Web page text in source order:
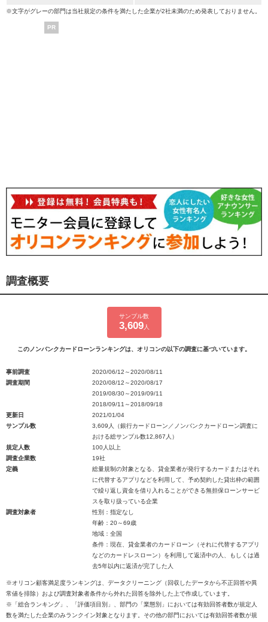
※文字がグレーの部門は当社規定の条件を満たした企業が2社未満のため発表しておりません。
PR
調査概要
サンプル数
3,609人
このノンバンクカードローンランキングは、オリコンの以下の調査に基づいています。
事前調査
2020/06/12～2020/08/11
調査期間
2020/08/12～2020/08/17
2019/08/30～2019/09/11
2018/09/11～2018/09/18
更新日
2021/01/04
サンプル数
3,609人（銀行カードローン／ノンバンクカードローン調査に
おける総サンプル数12,867人）
規定人数
100人以上
調査企業数
19社
定義
総量規制の対象となる、貸金業者が発行するカードまたはそれ
に代替するアプリなどを利用して、予め契約した貸出枠の範囲
で繰り返し資金を借り入れることができる無担保ローンサービ
スを取り扱っている企業
調査対象者
性別：指定なし
年齢：20～69歳
地域：全国
条件：現在、貸金業者のカードローン（それに代替するアプリ
などのカードレスローン）を利用して返済中の人、もしくは過
去5年以内に返済が完了した人
※オリコン顧客満足度ランキングは、データクリーニング（回収したデータから不正回答や異
常値を排除）および調査対象者条件から外れた回答を除外した上で作成しています。
※「総合ランキング」、「評価項目別」、部門の「業態別」においては有効回答者数が規定人
数を満たした企業のみランクイン対象となります。その他の部門においては有効回答者数が規